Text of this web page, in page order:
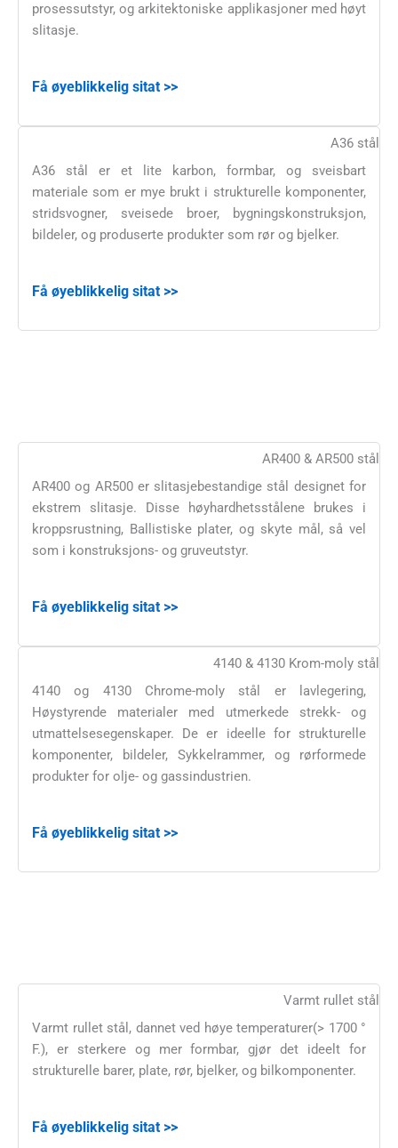
prosessutstyr, og arkitektoniske applikasjoner med høyt
slitasje.
Få øyeblikkelig sitat >>
A36 stål
A36 stål er et lite karbon, formbar, og sveisbart
materiale som er mye brukt i strukturelle komponenter,
stridsvogner, sveisede broer, bygningskonstruksjon,
bildeler, og produserte produkter som rør og bjelker.
Få øyeblikkelig sitat >>
AR400 & AR500 stål
AR400 og AR500 er slitasjebestandige stål designet for
ekstrem slitasje. Disse høyhardhetsstålene brukes i
kroppsrustning, Ballistiske plater, og skyte mål, så vel
som i konstruksjons- og gruveutstyr.
Få øyeblikkelig sitat >>
4140 & 4130 Krom-moly stål
4140 og 4130 Chrome-moly stål er lavlegering,
Høystyrende materialer med utmerkede strekk- og
utmattelsesegenskaper. De er ideelle for strukturelle
komponenter, bildeler, Sykkelrammer, og rørformede
produkter for olje- og gassindustrien.
Få øyeblikkelig sitat >>
Varmt rullet stål
Varmt rullet stål, dannet ved høye temperaturer(> 1700 °
F.), er sterkere og mer formbar, gjør det ideelt for
strukturelle barer, plate, rør, bjelker, og bilkomponenter.
Få øyeblikkelig sitat >>